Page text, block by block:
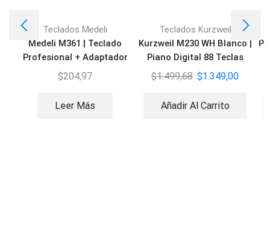
Teclados Medeli
Medeli M361 | Teclado
Profesional + Adaptador
$204,97
Leer Más
Teclados Kurzweil
Kurzweil M230 WH Blanco |
Piano Digital 88 Teclas
$1.499,68 $1.349,00
Añadir Al Carrito